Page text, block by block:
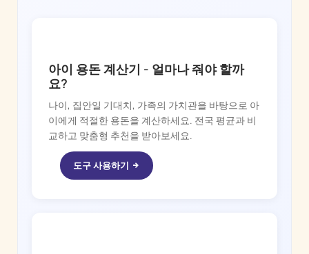
아이 용돈 계산기 - 얼마나 줘야 할까
요?
나이, 집안일 기대치, 가족의 가치관을 바탕으로 아
이에게 적절한 용돈을 계산하세요. 전국 평균과 비
교하고 맞춤형 추천을 받아보세요.
도구 사용하기